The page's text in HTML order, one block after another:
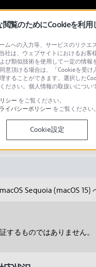
2000
15) への対
Sequoia (macOS 15)
するものではありません。
覧のためにCookieを利用
ムへの入力等、サービスのリク
社は、ウェブサイトにおけるお
び類似技術を使用して一定の情
意頂ける場合は、「Cookieを受
することができます。選択した
ださい。個人情報の取扱いについ
シー をご覧ください。
イバシーポリシー をご覧ください。
Cookie設定